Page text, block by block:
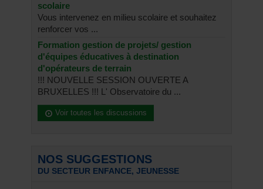
scolaire
Vous intervenez en milieu scolaire et souhaitez
renforcer vos ...
Formation gestion de projets/ gestion
d'équipes éducatives à destination
d'opérateurs de terrain
!!! NOUVELLE SESSION OUVERTE A
BRUXELLES !!! L' Observatoire du ...
Voir toutes les discussions
NOS SUGGESTIONS
DU SECTEUR ENFANCE, JEUNESSE